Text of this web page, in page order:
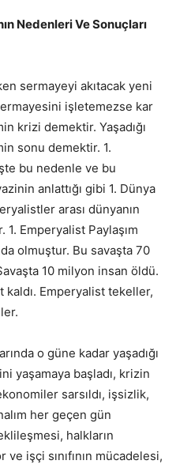
Nedenleri Ve Sonuçları
sermayeyi akıtacak yeni
işletemezse kar
krizi demektir. Yaşadığı
sonu demektir. 1.
bu nedenle ve bu
anlattığı gibi 1. Dünya
arası dünyanın
1. Emperyalist Paylaşım
olmuştur. Bu savaşta 70
10 milyon insan öldü.
kaldı. Emperyalist tekeller,
o güne kadar yaşadığı
yaşamaya başladı, krizin
sarsıldı, işsizlik,
her geçen gün
halkların
işçi sınıfının mücadelesi,